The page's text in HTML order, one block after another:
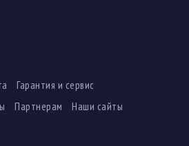
Гарантия и сервис
Партнерам
Наши сайты